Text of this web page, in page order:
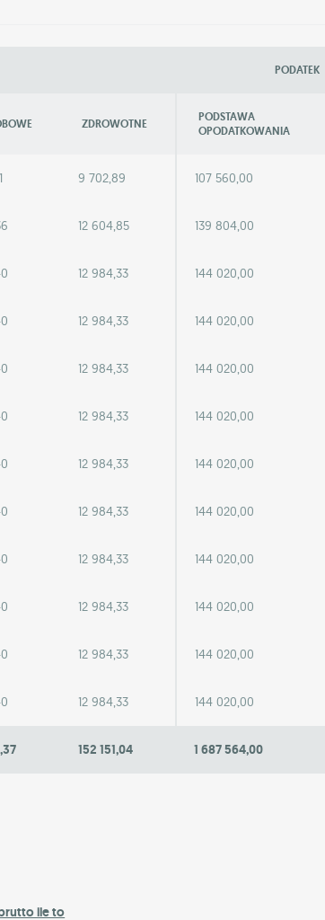
PODATEK
ZDROWOTNE
PODSTAWA
OPODATKOWANIA
9 702,89 107 560,00
12 604,85 139 804,00
12 984,33 144 020,00
12 984,33 144 020,00
12 984,33 144 020,00
12 984,33 144 020,00
12 984,33 144 020,00
12 984,33 144 020,00
12 984,33 144 020,00
12 984,33 144 020,00
12 984,33 144 020,00
12 984,33 144 020,00
152 151,04 1 687 564,00
ile to